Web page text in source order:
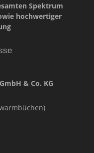
Spektrum
hochwertiger
& Co. KG